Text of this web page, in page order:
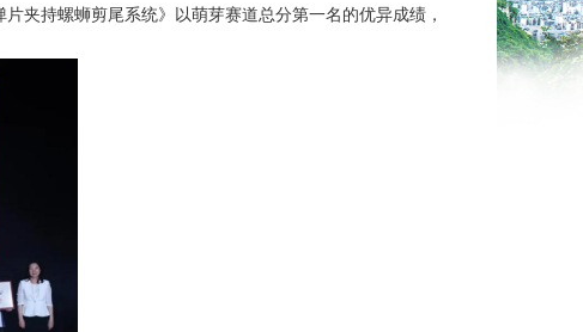
夹持螺蛳剪尾系统》以萌芽赛道总分第一名的优异成绩，